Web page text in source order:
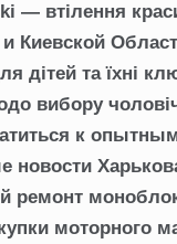
— втілення
Киевской
дітей та їхні
вибору
к
новости
ремонт
моторного